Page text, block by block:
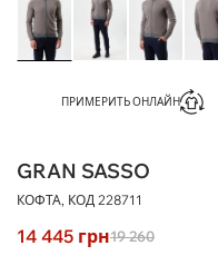
ПРИМЕРИТЬ ОНЛАЙН
GRAN SASSO
КОФТА, КОД 228711
14 445 грн19 260